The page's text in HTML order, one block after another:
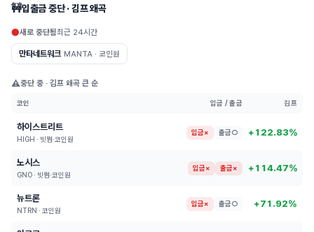
🚧입출금 중단 · 김프 왜곡
●새로 중단됨최근 24시간
만타네트워크 MANTA · 코인원
⚠️중단 중 · 김프 왜곡 큰 순
코인 입금 / 출금 김프
하이스트리트
HIGH · 빗썸·코인원
입금× 출금○ +122.83%
노시스
GNO · 빗썸·코인원
입금× 출금× +114.47%
뉴트론
NTRN · 코인원
입금× 출금○ +71.92%